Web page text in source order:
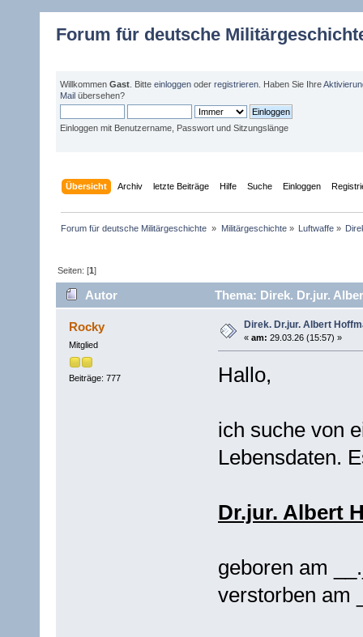
Forum für deutsche
Willkommen Gast . Bitte einloggen oder registrieren . Haben Sie Ihre
Mail übersehen?
Einloggen mit Benutzername, Passwort und Sitzungslänge
Übersicht Archiv letzte Beiträge Hilfe Suche Einloggen
Forum für deutsche Militärgeschichte » Militärgeschichte» Luftwaffe»
Seiten: [1]
Autor Thema: Direk. Dr.jur.
Rocky
Mitglied
Beiträge: 777
Direk. Dr.jur. Albert
« am: 29.03.26 (15:57) »
Hallo,
ich suche von
Lebensdaten.
Dr.jur. Albert
geboren am
verstorben am